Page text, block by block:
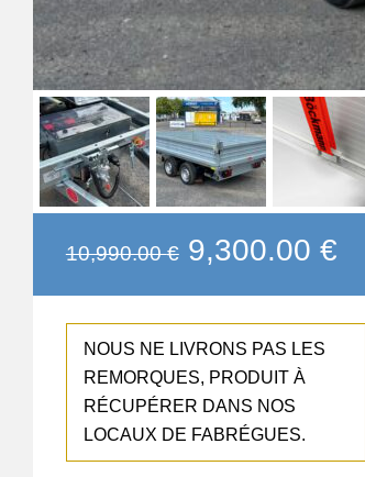
10,990.00€ L
e
p
r
i
x
9,300.00 €L
e
p
x
NOUS NE LIVRONS PAS LES
REMORQUES, PRODUIT À
RÉCUPÉRER DANS NOS
LOCAUX DE FABRÉGUES.